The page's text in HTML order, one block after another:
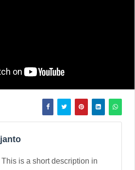
This is a short description in